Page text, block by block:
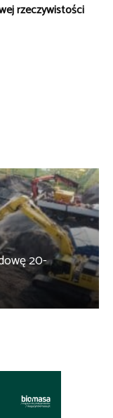
rzeczywistości
20-